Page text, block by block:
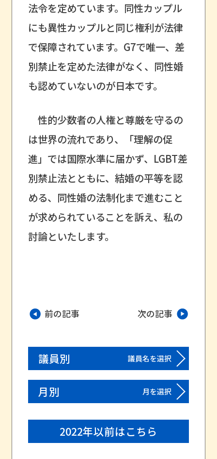
法令を定めています。同性カップル
にも異性カップルと同じ権利が法律
で保障されています。G7で唯一、差
別禁止を定めた法律がなく、同性婚
も認めていないのが日本です。
性的少数者の人権と尊厳を守るの
は世界の流れであり、「理解の促
進」では国際水準に届かず、LGBT差
別禁止法とともに、結婚の平等を認
める、同性婚の法制化まで進むこと
が求められていることを訴え、私の
討論といたします。
前の記事 次の記事
議員別 議員名を選択
月別 月を選択
2022年以前はこちら